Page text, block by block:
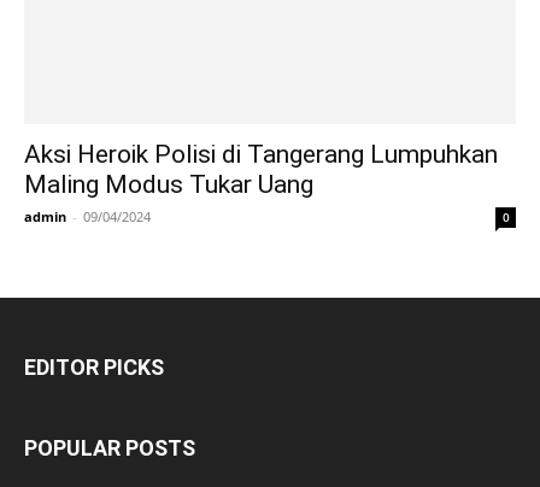
Aksi Heroik Polisi di Tangerang Lumpuhkan
Maling Modus Tukar Uang
admin - 09/04/2024 0
EDITOR PICKS
POPULAR POSTS